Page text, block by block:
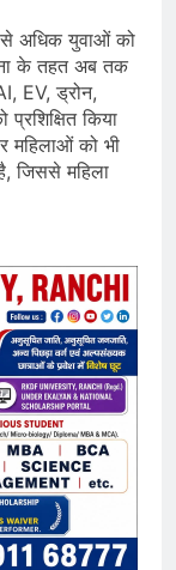
से अधिक युवाओं को
के तहत अब तक
EV, ड्रोन,
किया
महिलाओं को भी
जिससे महिला